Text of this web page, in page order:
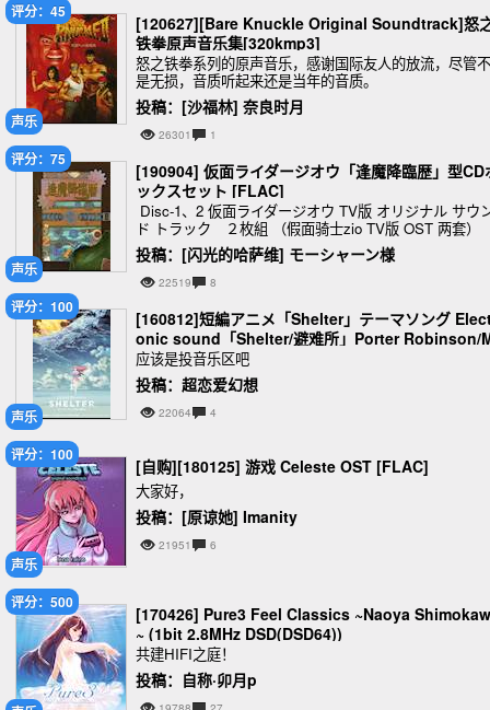
声乐
评分：45
[120627][Bare Knuckle Original Soundtrack]怒
铁拳原声音乐集[320kmp3]
怒之铁拳系列的原声音乐，感谢国际友人的放流，尽管不
是无损，音质听起来还是当年的音质。
投稿：[沙福林] 奈良时月
26301 1
声乐
评分：75
[190904] 仮面ライダージオウ「逢魔降臨歴」型CD
ックスセット [FLAC]
Disc-1、2 仮面ライダージオウ TV版 オリジナル サウ
ド トラック ２枚組 （假面骑士zio TV版 OST 两套）
投稿：[闪光的哈萨维] モーシャーン様
22519 8
声乐
评分：100
[160812]短編アニメ「Shelter」テーマソング
onic sound「Shelter/避难所」Porter Robinson/
deon (320K MP3)(附Anime MV)
应该是投音乐区吧
投稿：超恋爱幻想
22064 4
声乐
评分：100
[自购][180125] 游戏 Celeste OST [FLAC]
大家好，
投稿：[原谅她] Imanity
21951 6
评分：500
[170426] Pure3 Feel Classics ~Naoya
~ (1bit 2.8MHz DSD(DSD64))
共建HIFI之庭！
投稿：自称·卯月p